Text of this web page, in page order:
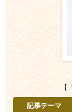
【
記事テーマ